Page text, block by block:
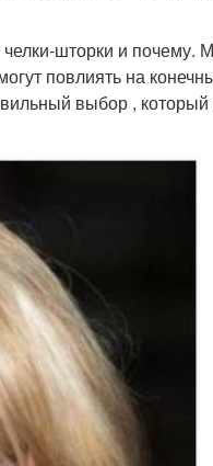
челки-шторки и почему.
повлиять на
выбор ,